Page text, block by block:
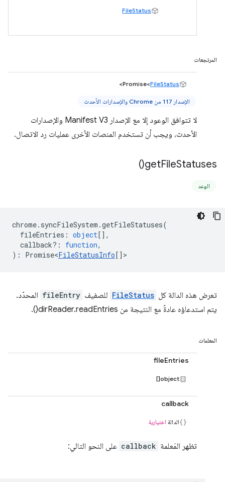
FileStatus
المرتجعات
Promise<FileStatus
>
الإصدار 117 من Chrome والإصدارات الأحدث
لا تتوافق الوعود إلا مع الإصدار Manifest V3 والإصدارات
الأحدث، ويجب أن تستخدم المنصات الأخرى عمليات رد الاتصال.
getFileStatuses(
)
الوعد
chrome. syncFileSystem .getFileStatuses(
fileEntries : object[],
callback? : function,
) : Promise<FileStatusInfo[] >
تعرض هذه الدالة كل FileStatus للصفيف fileEntry المحدّد.
يتم استدعاؤه عادةً مع النتيجة من dirReader.readEntries().
المعلمات
fileEntries
object[]
callback
الدالة اختيارية
تظهر المَعلمة callback على النحو التالي: